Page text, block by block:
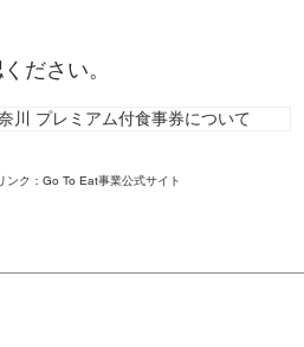
ださい。
川 プレミアム付食事券について
ンク：Go To Eat事業公式サイト